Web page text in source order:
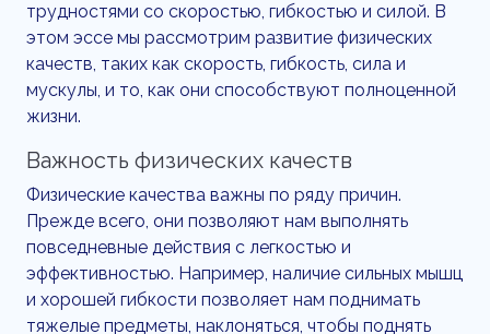
трудностями со скоростью, гибкостью и силой. В
этом эссе мы рассмотрим развитие физических
качеств, таких как скорость, гибкость, сила и
мускулы, и то, как они способствуют полноценной
жизни.
Важность физических качеств
Физические качества важны по ряду причин.
Прежде всего, они позволяют нам выполнять
повседневные действия с легкостью и
эффективностью. Например, наличие сильных мышц
и хорошей гибкости позволяет нам поднимать
тяжелые предметы, наклоняться, чтобы поднять